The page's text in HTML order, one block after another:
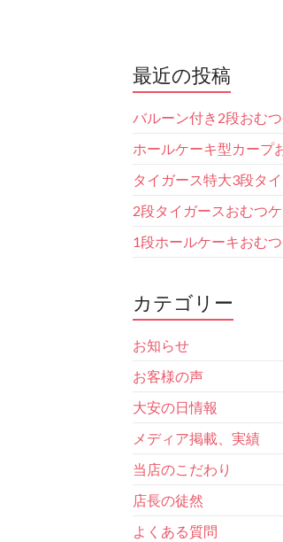
最近の投稿
バルーン付き2段おむ
ホールケーキ型カープ
タイガース特大3段タ
2段タイガースおむつ
1段ホールケーキおむ
カテゴリー
お知らせ
お客様の声
大安の日情報
メディア掲載、実績
当店のこだわり
店長の徒然
よくある質問